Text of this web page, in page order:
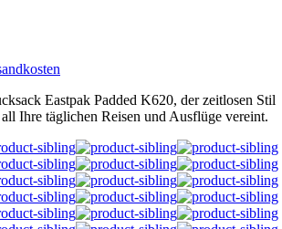
Eastpak Padded K620, der zeitlosen Stil
Ihre täglichen Reisen und Ausflüge vereint.